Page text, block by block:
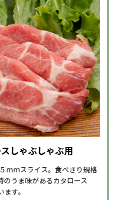
しゃぶしゃぶ用
mmスライス。食べきり規格
のうま味があるカタロース
す。